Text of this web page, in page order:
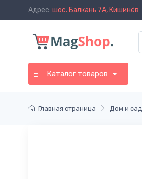
Адрес: шос. Балкань 7A, Кишинёв
Каталог товаров
Главная страница Дом и сад